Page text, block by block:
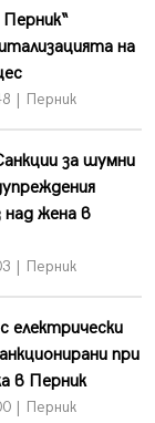
на
| Перник
за шумни
жена в
| Перник
електрически
при
в Перник
| Перник